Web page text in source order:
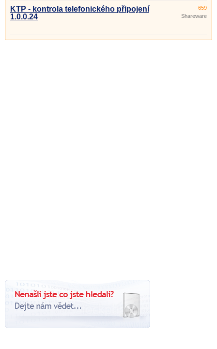
KTP - kontrola telefonického připojení
1.0.0.24
659
Shareware